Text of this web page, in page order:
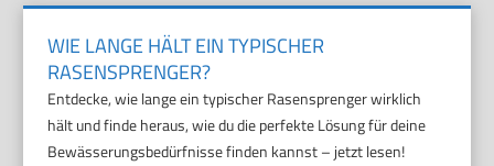
WIE LANGE HÄLT EIN TYPISCHER
RASENSPRENGER?
Entdecke, wie lange ein typischer Rasensprenger wirklich
hält und finde heraus, wie du die perfekte Lösung für deine
Bewässerungsbedürfnisse finden kannst – jetzt lesen!